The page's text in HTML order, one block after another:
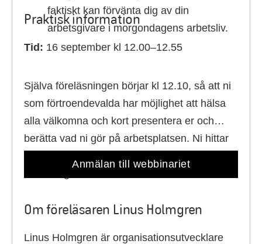
faktiskt kan förvänta dig av din
arbetsgivare i morgondagens arbetsliv.
Praktisk information
Tid: 16 september kl 12.00–12.55
Själva föreläsningen börjar kl 12.10, så att ni
som förtroendevalda har möjlighet att hälsa
alla välkomna och kort presentera er och
berätta vad ni gör på arbetsplatsen. Ni hittar
Anmälan till webbinariet
Om föreläsaren Linus Holmgren
Linus Holmgren är organisationsutvecklare